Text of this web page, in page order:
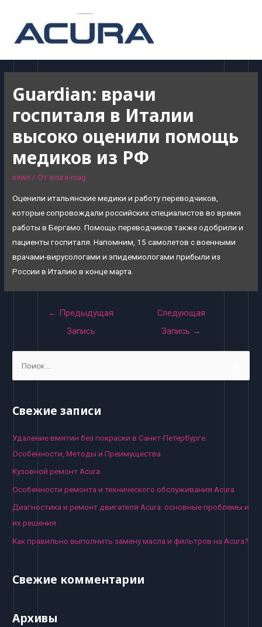
Guardian: врачи
госпиталя в Италии
высоко оценили помощь
медиков из РФ
news/ От acura-mag
Оценили итальянские медики и работу переводчиков,
которые сопровождали российских специалистов во время
работы в Бергамо. Помощь переводчиков также одобрили и
пациенты госпиталя. Напомним, 15 самолетов с военными
врачами-вирусологами и эпидемиологами прибыли из
России в Италию в конце марта.
Навигация
← Предыдущая
Запись
Следующая
Запись →
r
h
f
o
Свежие записи
Удаление вмятин без покраски в Санкт-Петербурге:
Особенности, Методы и Преимущества
Кузовной ремонт Acura
Особенности ремонта и технического обслуживания Acura
Диагностика и ремонт двигателя Acura: основные проблемы и
их решения
Как правильно выполнить замену масла и фильтров на Acura?
Свежие комментарии
Архивы